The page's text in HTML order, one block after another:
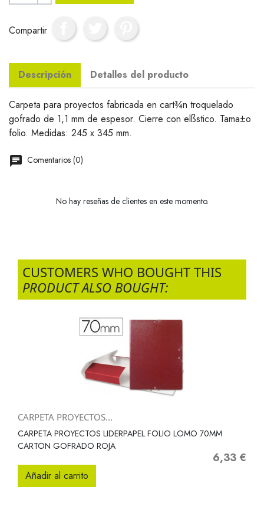
Compartir
Descripción Detalles del producto
Carpeta para proyectos fabricada en cart¾n troquelado
gofrado de 1,1 mm de espesor. Cierre con elßstico. Tama±o
folio. Medidas: 245 x 345 mm.
Comentarios (0)
No hay reseñas de clientes en este momento.
CUSTOMERS WHO BOUGHT THIS
PRODUCT ALSO BOUGHT:
CARPETA PROYECTOS...
CARPETA PROYECTOS LIDERPAPEL FOLIO LOMO 70MM
CARTON GOFRADO ROJA
Precio
6,33 €
Añadir al carrito